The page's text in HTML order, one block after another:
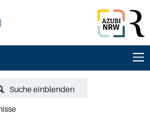
Suche einblenden